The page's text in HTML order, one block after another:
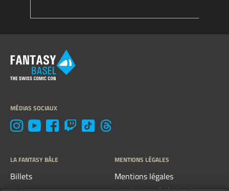
MÉDIAS SOCIAUX
LA FANTASY BÂLE
Billets
MENTIONS LÉGALES
Mentions légales